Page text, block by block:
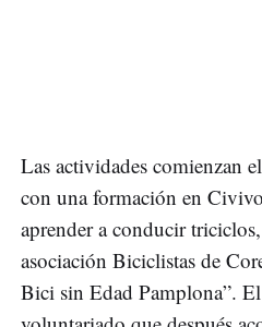
Las actividades comienzan
con una formación en
aprender a conducir
asociación Biciclistas de
Bici sin Edad Pamplona”.